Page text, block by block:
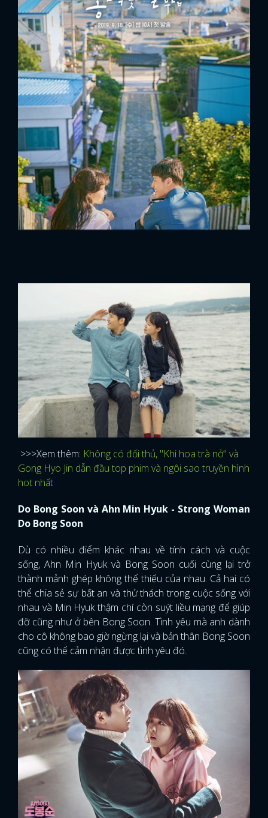
>>>Xem thêm: Không có đối thủ, "Khi hoa trà nở" và
Gong Hyo Jin dẫn đầu top phim và ngôi sao truyền hình
hot nhất
Do Bong Soon và Ahn Min Hyuk - Strong Woman
Do Bong Soon
Dù có nhiều điểm khác nhau về tính cách và cuộc
sống, Ahn Min Hyuk và Bong Soon cuối cùng lại trở
thành mảnh ghép không thể thiếu của nhau. Cả hai có
thể chia sẻ sự bất an và thử thách trong cuộc sống với
nhau và Min Hyuk thậm chí còn suýt liều mạng để giúp
đỡ cũng như ở bên Bong Soon. Tình yêu mà anh dành
cho cô không bao giờ ngừng lại và bản thân Bong Soon
cũng có thể cảm nhận được tình yêu đó.